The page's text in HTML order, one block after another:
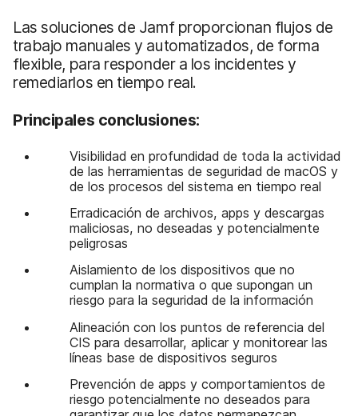
Las soluciones de Jamf proporcionan flujos de
trabajo manuales y automatizados, de forma
flexible, para responder a los incidentes y
remediarlos en tiempo real.
Principales conclusiones:
Visibilidad en profundidad de toda la actividad
de las herramientas de seguridad de macOS y
de los procesos del sistema en tiempo real
Erradicación de archivos, apps y descargas
maliciosas, no deseadas y potencialmente
peligrosas
Aislamiento de los dispositivos que no
cumplan la normativa o que supongan un
riesgo para la seguridad de la información
Alineación con los puntos de referencia del
CIS para desarrollar, aplicar y monitorear las
líneas base de dispositivos seguros
Prevención de apps y comportamientos de
riesgo potencialmente no deseados para